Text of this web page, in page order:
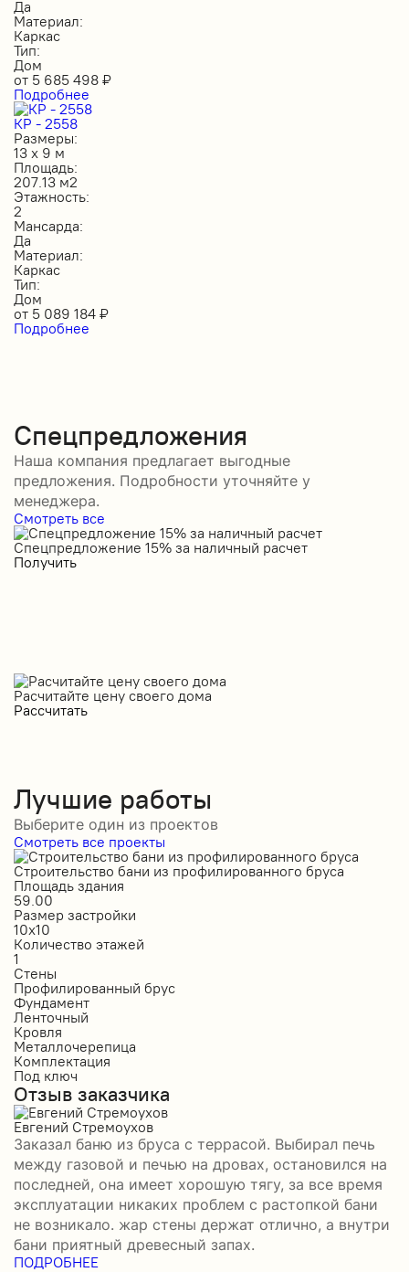
Да
Материал:
Каркас
Тип:
Дом
от 5 685 498 ₽
Подробнее
КР - 2558
Размеры:
13 х 9 м
Площадь:
207.13 м2
Этажность:
2
Мансарда:
Да
Материал:
Каркас
Тип:
Дом
от 5 089 184 ₽
Подробнее
Спецпредложения
Наша компания предлагает выгодные
предложения. Подробности уточняйте у
менеджера.
Смотреть все
Спецпредложение 15% за наличный расчет
Получить
Расчитайте цену своего дома
Рассчитать
Лучшие работы
Выберите один из проектов
Смотреть все проекты
Строительство бани из профилированного бруса
Площадь здания
59.00
Размер застройки
10х10
Количество этажей
1
Стены
Профилированный брус
Фундамент
Ленточный
Кровля
Металлочерепица
Комплектация
Под ключ
Отзыв заказчика
Евгений Стремоухов
Заказал баню из бруса с террасой. Выбирал печь
между газовой и печью на дровах, остановился на
последней, она имеет хорошую тягу, за все время
эксплуатации никаких проблем с растопкой бани
не возникало. жар стены держат отлично, а внутри
бани приятный древесный запах.
ПОДРОБНЕЕ